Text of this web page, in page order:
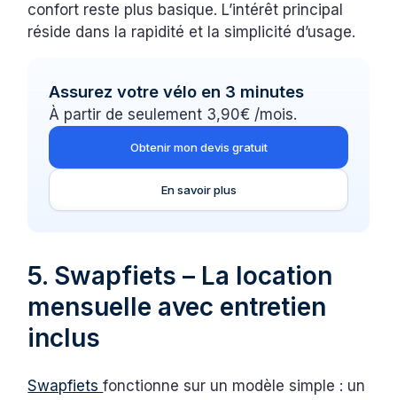
confort reste plus basique. L’intérêt principal
réside dans la rapidité et la simplicité d’usage.
Assurez votre vélo en 3 minutes
À partir de seulement 3,90€ /mois.
Obtenir mon devis gratuit
En savoir plus
5. Swapfiets – La location
mensuelle avec entretien
inclus
Swapfietsfonctionne sur un modèle simple : un